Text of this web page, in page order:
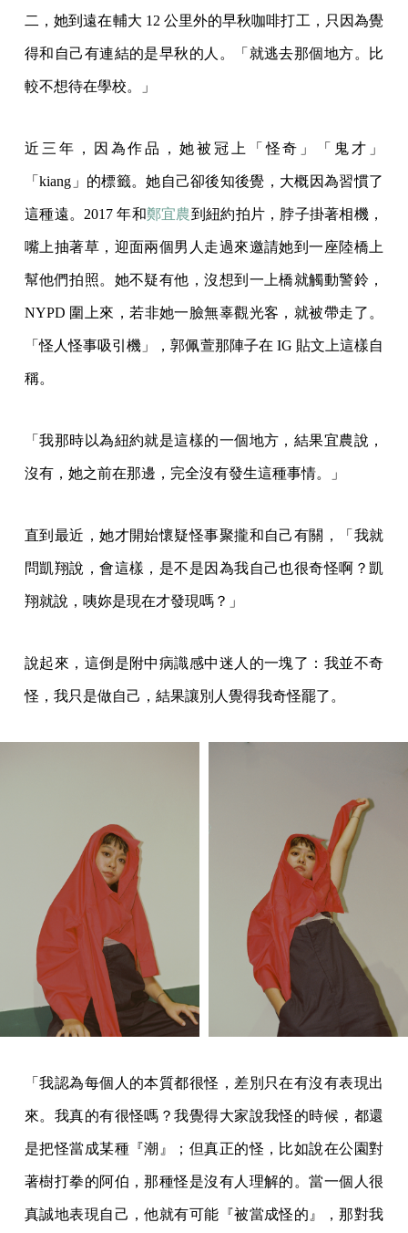
二，她到遠在輔大 12 公里外的早秋咖啡打工，只因為覺
得和自己有連結的是早秋的人。「就逃去那個地方。比
較不想待在學校。」
近三年，因為作品，她被冠上「怪奇」「鬼才」
「kiang」的標籤。她自己卻後知後覺，大概因為習慣了
這種遠。2017 年和鄭宜農到紐約拍片，脖子掛著相機，
嘴上抽著草，迎面兩個男人走過來邀請她到一座陸橋上
幫他們拍照。她不疑有他，沒想到一上橋就觸動警鈴，
NYPD 圍上來，若非她一臉無辜觀光客，就被帶走了。
「怪人怪事吸引機」，郭佩萱那陣子在 IG 貼文上這樣自
稱。
「我那時以為紐約就是這樣的一個地方，結果宜農說，
沒有，她之前在那邊，完全沒有發生這種事情。」
直到最近，她才開始懷疑怪事聚攏和自己有關，「我就
問凱翔說，會這樣，是不是因為我自己也很奇怪啊？凱
翔就說，咦妳是現在才發現嗎？」
說起來，這倒是附中病識感中迷人的一塊了：我並不奇
怪，我只是做自己，結果讓別人覺得我奇怪罷了。
「我認為每個人的本質都很怪，差別只在有沒有表現出
來。我真的有很怪嗎？我覺得大家說我怪的時候，都還
是把怪當成某種『潮』；但真正的怪，比如說在公園對
著樹打拳的阿伯，那種怪是沒有人理解的。當一個人很
真誠地表現自己，他就有可能『被當成怪的』，那對我